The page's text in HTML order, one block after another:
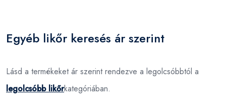
Egyéb likőr keresés ár szerint
Lásd a termékeket ár szerint rendezve a legolcsóbbtól a
legolcsóbb likőrkategóriában.